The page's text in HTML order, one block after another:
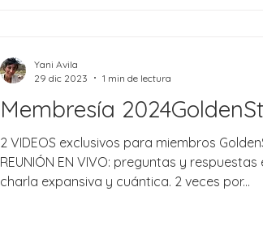
Membresía
2 VIDEOS exclusivos para miembros
REUNIÓN EN VIVO: preguntas y respuestas
charla expansiva y cuántica. 2 veces por...
Yani Avila
29 dic 2023
1 min de lectura